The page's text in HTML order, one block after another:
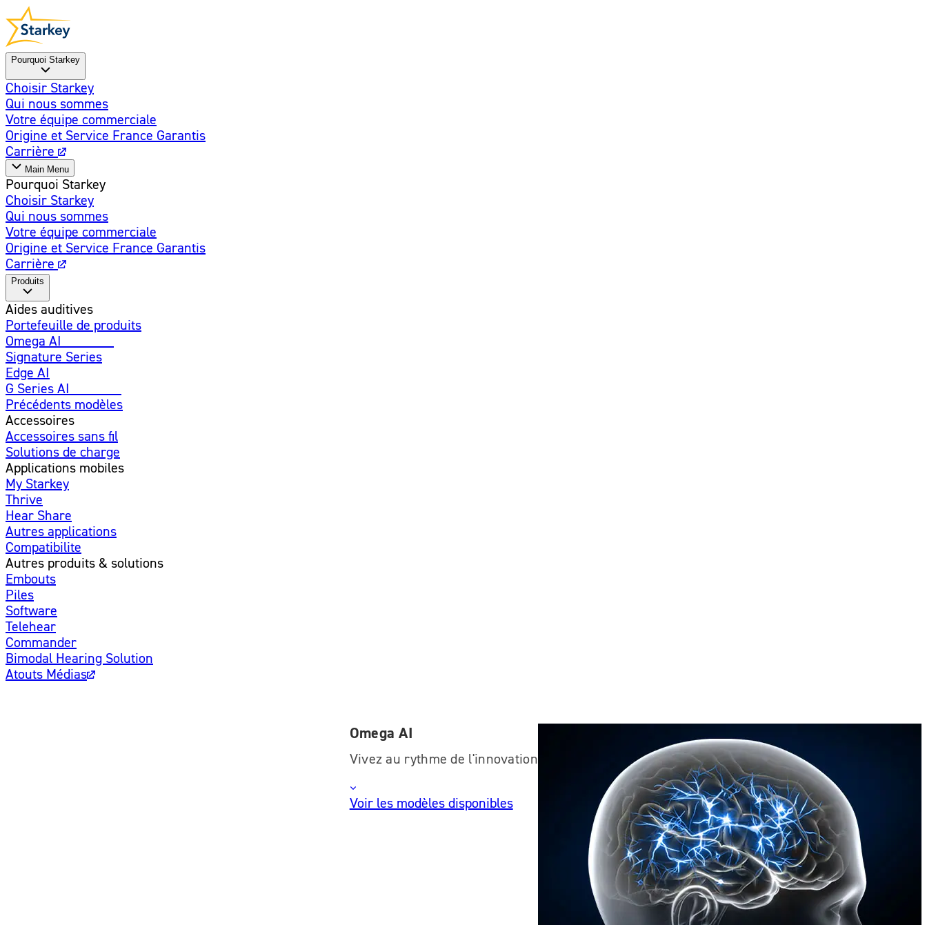
Pourquoi Starkey
Choisir Starkey
Qui nous sommes
Votre équipe commerciale
Origine et Service France Garantis
Carrière
Main Menu
Pourquoi Starkey
Choisir Starkey
Qui nous sommes
Votre équipe commerciale
Origine et Service France Garantis
Carrière
Produits
Aides auditives
Portefeuille de produits
Omega AI
Signature Series
Edge AI
G Series AI
Précédents modèles
Accessoires
Accessoires sans fil
Solutions de charge
Applications mobiles
My Starkey
Thrive
Hear Share
Autres applications
Compatibilite
Autres produits & solutions
Embouts
Piles
Software
Telehear
Commander
Bimodal Hearing Solution
Atouts Médias
Omega AI
Vivez au rythme de l'innovation
Voir les modèles disponibles